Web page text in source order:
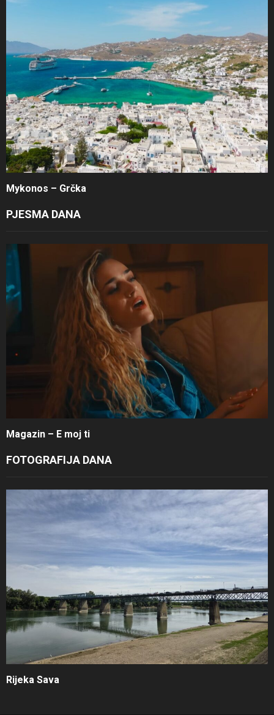
Mykonos – Grčka
PJESMA DANA
Magazin – E moj ti
FOTOGRAFIJA DANA
Rijeka Sava